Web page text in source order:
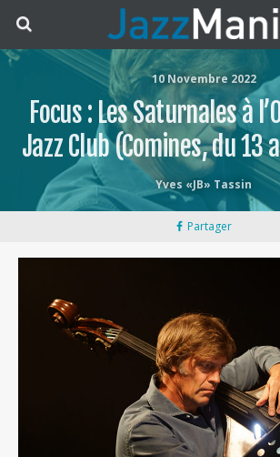
10 Novembre 2022
Focus : Les Saturnales à
Jazz Club (Comines, du 13
Yves «JB» Tassin
Partager